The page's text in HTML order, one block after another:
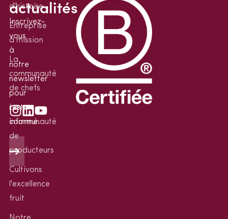
actualités
Inscrivez-
vous
à
notre
newsletter
pour
rester
informé.
d'histoire
Entreprise
à mission
La
communauté
de chefs
La
communauté
de
producteurs
Cultivons
l'excellence
fruit